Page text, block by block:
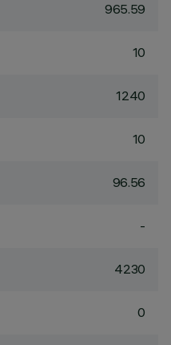
965.59
10
1240
10
96.56
-
4230
0